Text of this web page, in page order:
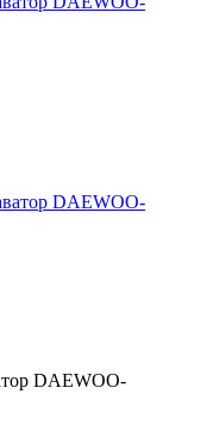
DAEWOO-